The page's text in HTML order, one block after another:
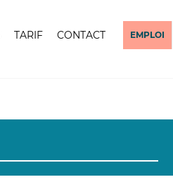
TARIF CONTACT EMPLOI